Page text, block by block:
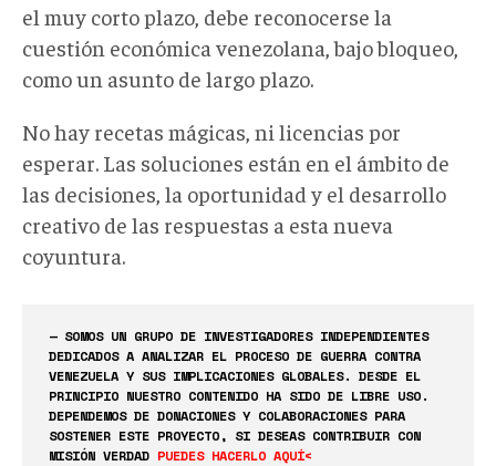
el muy corto plazo, debe reconocerse la
cuestión económica venezolana, bajo bloqueo,
como un asunto de largo plazo.
No hay recetas mágicas, ni licencias por
esperar. Las soluciones están en el ámbito de
las decisiones, la oportunidad y el desarrollo
creativo de las respuestas a esta nueva
coyuntura.
— SOMOS UN GRUPO DE INVESTIGADORES INDEPENDIENTES
DEDICADOS A ANALIZAR EL PROCESO DE GUERRA CONTRA
VENEZUELA Y SUS IMPLICACIONES GLOBALES. DESDE EL
PRINCIPIO NUESTRO CONTENIDO HA SIDO DE LIBRE USO.
DEPENDEMOS DE DONACIONES Y COLABORACIONES PARA
SOSTENER ESTE PROYECTO, SI DESEAS CONTRIBUIR CON
MISIÓN VERDAD PUEDES HACERLO AQUÍ<